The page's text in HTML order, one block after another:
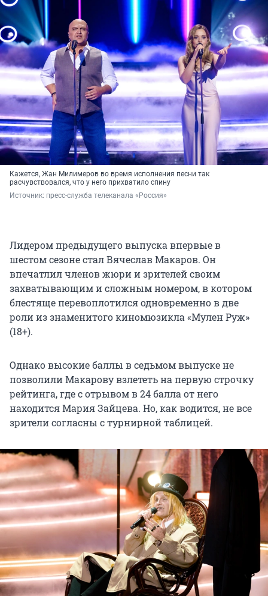
Кажется, Жан Милимеров во время исполнения песни так
расчувствовался, что у него прихватило спину
Источник: пресс-служба телеканала «Россия»
Лидером предыдущего выпуска впервые в
шестом сезоне стал Вячеслав Макаров. Он
впечатлил членов жюри и зрителей своим
захватывающим и сложным номером, в котором
блестяще перевоплотился одновременно в две
роли из знаменитого киномюзикла «Мулен Руж»
(18+).
Однако высокие баллы в седьмом выпуске не
позволили Макарову взлететь на первую строчку
рейтинга, где с отрывом в 24 балла от него
находится Мария Зайцева. Но, как водится, не все
зрители согласны с турнирной таблицей.